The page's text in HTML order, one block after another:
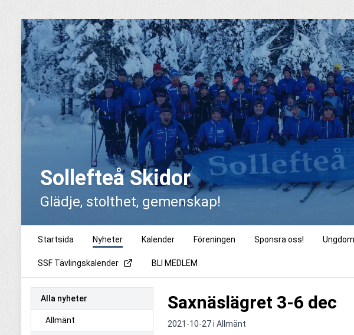
Sollefteå Skidor
Glädje, stolthet, gemenskap!
Startsida Nyheter Kalender Föreningen Sponsra oss! Ungdom
SSF Tävlingskalender BLI MEDLEM
Alla nyheter
Allmänt
Saxnäslägret 3-6 dec
2021-10-27 i Allmänt